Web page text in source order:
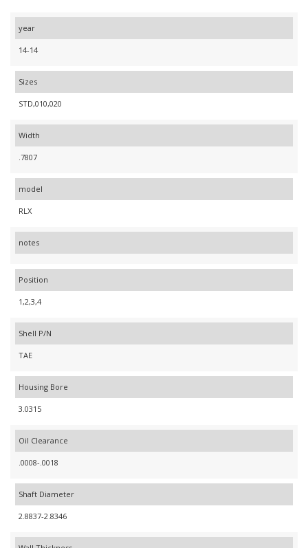
year
14-14
Sizes
STD,010,020
Width
.7807
model
RLX
notes
Position
1,2,3,4
Shell P/N
TAE
Housing Bore
3.0315
Oil Clearance
.0008-.0018
Shaft Diameter
2.8837-2.8346